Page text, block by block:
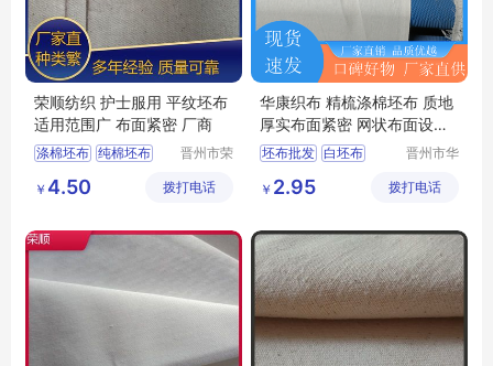
荣顺纺织 护士服用 平纹坯布
适用范围广 布面紧密 厂商
涤棉坯布 纯棉坯布
平纹坯布
晋州市荣
限公司
￥ 4.50 拨打电话
华康织布 精梳涤棉坯布 质地
厚实布面紧密 网状布面设计
实力厂家
坯布批发 白坯布
家纺坯布厂家
晋州市华
￥ 2.95 拨打电话